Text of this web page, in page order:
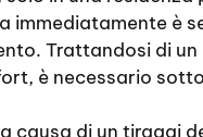
è
Trattandosi di
è necessario
causa di un tiraggi